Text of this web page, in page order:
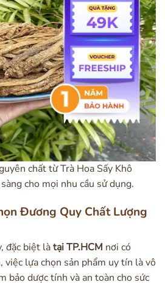
chất từ Trà Hoa Sấy Khô
cho mọi nhu cầu sử dụng.
Đương Quy Chất Lượng
đặc biệt làtại TP.HCM nơi có
việc lựa chọn sản phẩm uy tín là vô
bảo dược tính và an toàn cho sức